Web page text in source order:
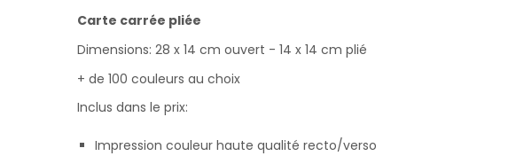
Carte carrée pliée
Dimensions: 28 x 14 cm ouvert - 14 x 14 cm plié
+ de 100 couleurs au choix
Inclus dans le prix:
Impression couleur haute qualité recto/verso